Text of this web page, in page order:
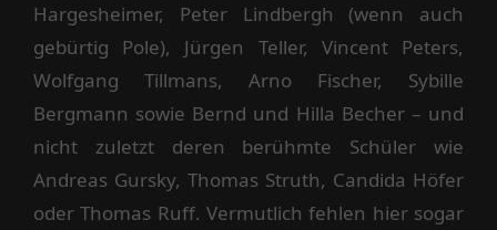
Hargesheimer, Peter Lindbergh (wenn auch
gebürtig Pole), Jürgen Teller, Vincent Peters,
Wolfgang Tillmans, Arno Fischer, Sybille
Bergmann sowie Bernd und Hilla Becher – und
nicht zuletzt deren berühmte Schüler wie
Andreas Gursky, Thomas Struth, Candida Höfer
oder Thomas Ruff. Vermutlich fehlen hier sogar